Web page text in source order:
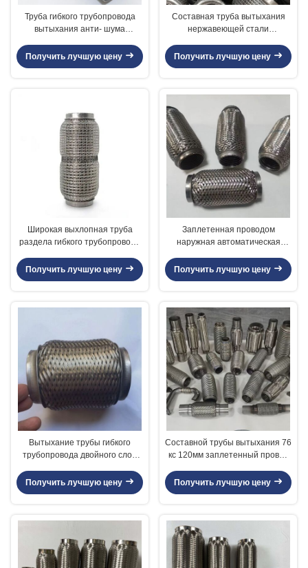
Труба гибкого трубопровода
вытыхания анти- шума
автомобильная выхлопная
Получить лучшую цену
Составная труба вытыхания
нержавеющей стали
186мм диаметр 38 до 76мм
Получить лучшую цену
Широкая выхлопная труба
раздела гибкого трубопровода
вытыхания материала СС202
Получить лучшую цену
Заплетенная проводом
наружная автоматическая
для средних высоких
ориентированных автомобилей
Получить лучшую цену
Вытыхание трубы гибкого
трубопровода двойного слоя
Флекси вытыхания 51 кс 70мм
Получить лучшую цену
Составной трубы вытыхания 76
кс 120мм заплетенный провод
высокопрочный наружный
Получить лучшую цену